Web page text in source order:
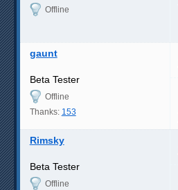
Offline
gaunt
Beta Tester
Offline
Thanks: 153
Rimsky
Beta Tester
Offline